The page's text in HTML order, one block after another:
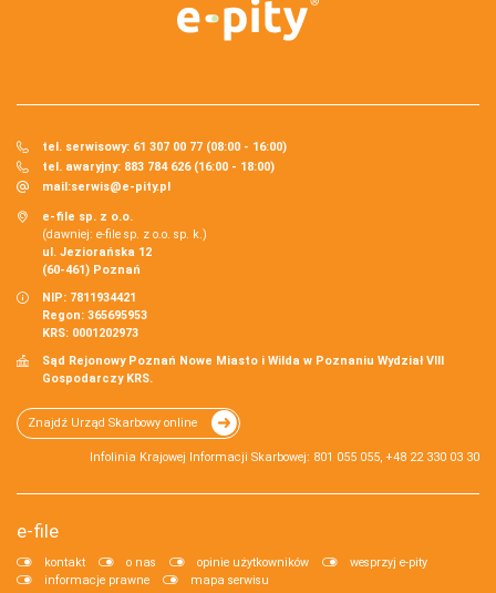
tel. serwisowy: 61 307 00 77 (08:00 - 16:00)
tel. awaryjny: 883 784 626 (16:00 - 18:00)
mail:serwis@e-pity.pl
e-file sp. z o.o.
(dawniej: e-file sp. z o.o. sp. k.)
ul. Jeziorańska 12
(60-461) Poznań
NIP: 7811934421
Regon: 365695953
KRS: 0001202973
Sąd Rejonowy Poznań Nowe Miasto i Wilda w Poznaniu Wydział VIII
Gospodarczy KRS.
Znajdź Urząd Skarbowy online
Infolinia Krajowej Informacji Skarbowej: 801 055 055, +48 22 330 03 30
e-file
kontakt o nas opinie użytkowników
wesprzyj e-pity
informacje prawne
mapa serwisu